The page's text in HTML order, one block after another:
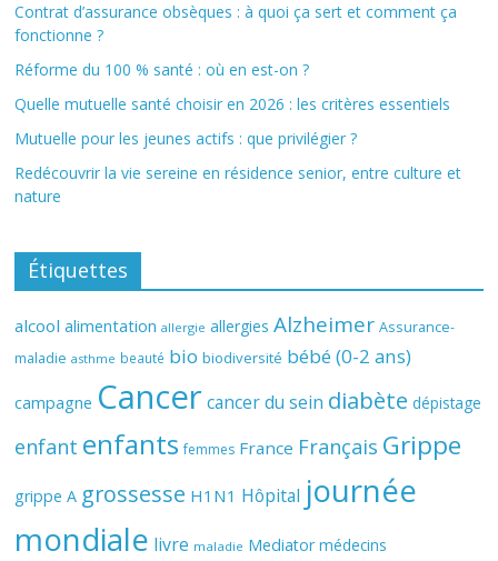
Contrat d’assurance obsèques : à quoi ça sert et comment ça
fonctionne ?
Réforme du 100 % santé : où en est-on ?
Quelle mutuelle santé choisir en 2026 : les critères essentiels
Mutuelle pour les jeunes actifs : que privilégier ?
Redécouvrir la vie sereine en résidence senior, entre culture et
nature
Étiquettes
alcool alimentation allergie allergies Alzheimer Assurance-
maladie asthme beauté bio biodiversité bébé (0-2 ans)
campagne Cancer cancer du sein diabète dépistage
enfant enfants femmes France Français Grippe
grippe A grossesse H1N1 Hôpital journée
mondiale livre maladie Mediator médecins